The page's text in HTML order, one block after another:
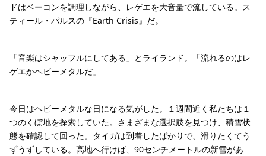
ドはベーコンを調理しながら、レゲエを大音量で流している。ス
ティール・パルスの『Earth Crisis』だ。
「音楽はシャッフルにしてある」とライランド。「流れるのはレ
ゲエかヘビーメタルだ」
今日はヘビーメタルな日になる気がした。１週間近く私たちは１
つのくぼ地を探索していた。さまざまな選択肢を見つけ、積雪状
態を確認して回った。タイガは到着したばかりで、滑りたくてう
ずうずしている。高地へ行けば、90センチメートルの新雪があ